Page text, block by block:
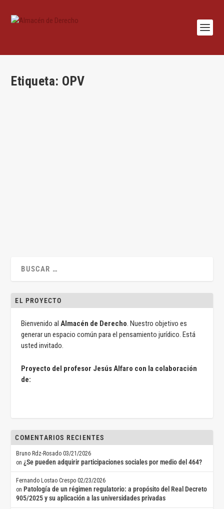
Etiqueta: OPV
EL PROYECTO
Bienvenido alAlmacén de Derecho. Nuestro objetivo es
generar un espacio común para el pensamiento jurídico. Está
usted invitado.
Proyecto del profesor Jesús Alfaro con la colaboración
de:
COMENTARIOS RECIENTES
Bruno Rdz-Rosado 03/21/2026
on¿Se pueden adquirir participaciones sociales por medio del 464?
Fernando Lostao Crespo 02/23/2026
on Patología de un régimen regulatorio: a propósito del Real Decreto
905/2025 y su aplicación a las universidades privadas